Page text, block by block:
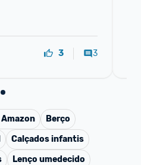
3 3
Amazon
Berço
Calçados infantis
Lenço umedecido